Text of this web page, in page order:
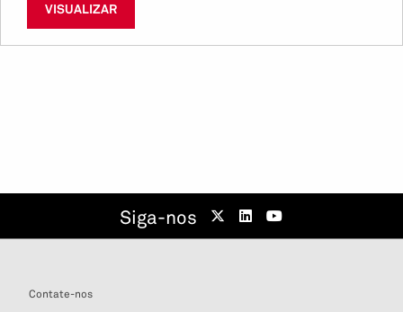
VISUALIZAR
Siga-nos
Contate-nos